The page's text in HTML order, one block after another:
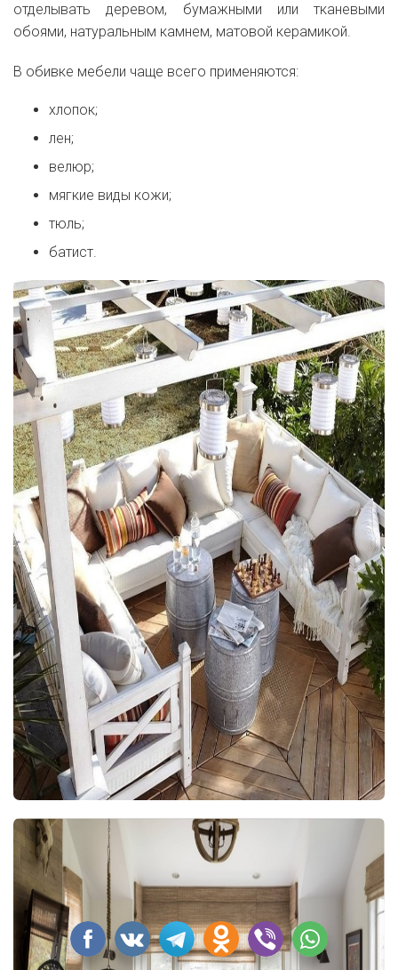
отделывать деревом, бумажными или тканевыми
обоями, натуральным камнем, матовой керамикой.
В обивке мебели чаще всего применяются:
хлопок;
лен;
велюр;
мягкие виды кожи;
тюль;
батист.